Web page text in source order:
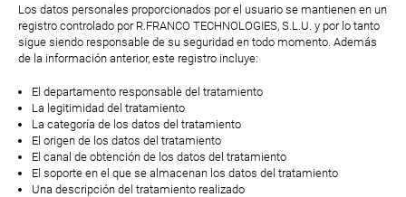
Los datos personales proporcionados por el usuario se mantienen en un
registro controlado por R.FRANCO TECHNOLOGIES, S.L.U. y por lo tanto
sigue siendo responsable de su seguridad en todo momento. Además
de la información anterior, este registro incluye:
El departamento responsable del tratamiento
La legitimidad del tratamiento
La categoría de los datos del tratamiento
El origen de los datos del tratamiento
El canal de obtención de los datos del tratamiento
El soporte en el que se almacenan los datos del tratamiento
Una descripción del tratamiento realizado